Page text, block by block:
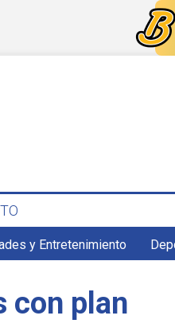
y Entretenimiento
con plan